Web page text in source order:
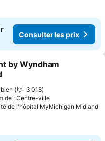
Consulter les prix
à mes favoris
by Wyndham
3 018
de : Centre-ville
de l'hôpital MyMichigan Midland